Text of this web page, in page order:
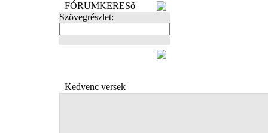
FÓRUMKERESő
Szövegrészlet:
Kedvenc versek